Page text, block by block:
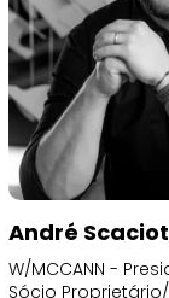
André
W/MCCANN -
Sócio